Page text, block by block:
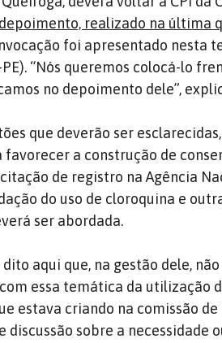
realizado na última
foi apresentado nesta
“Nós queremos colocá-lo
no depoimento dele”,
que deverão ser
a construção de
de registro na Agência
do uso de cloroquina e
ser abordada.
aqui que, na gestão dele,
essa temática da utilização
estava criando na comissão
sobre a necessidade